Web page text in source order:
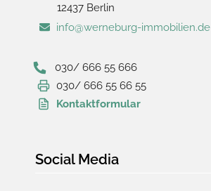
12437 Berlin
info@werneburg-immobilien.de
030/ 666 55 666
030/ 666 55 66 55
Kontaktformular
Social Media